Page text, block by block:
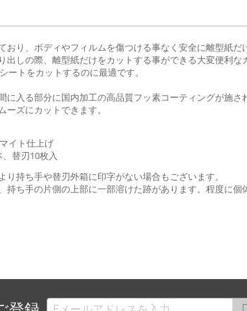
おり、ボディやフィルムを傷つける事なく安全に離型紙だ
出しの際、離型紙だけをカットする事ができる大変便利な
ートをカットするのに最適です。
に入る部分に国内加工の高品質フッ素コーティングが施さ
ズにカットできます。
イト仕上げ
替刃10枚入
持ち手や替刃外箱に印字がない場合もございます。
ち手の片側の上部に一部溶けた跡があります。程度に個